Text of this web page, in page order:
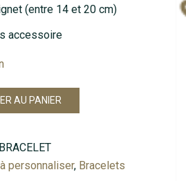
(entre 14 et 20 cm)
accessoire
AU PANIER
personnaliser, Bracelets